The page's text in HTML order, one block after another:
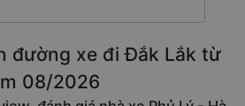
đường xe đi Đắk Lắk từ
08/2026